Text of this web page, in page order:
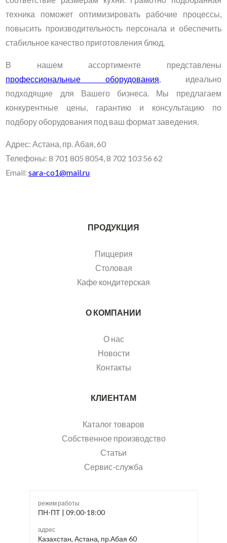
техника поможет оптимизировать рабочие процессы,
повысить производительность персонала и обеспечить
стабильное качество приготовления блюд.
В нашем ассортименте представлены
профессиональные оборудования, идеально
подходящие для Вашего бизнеса. Мы предлагаем
конкурентные цены, гарантию и консультацию по
подбору оборудования под ваш формат заведения.
Адрес: Астана, пр. Абая, 60
Телефоны: 8 701 805 8054, 8 702 103 56 62
Email:sara-co1@mail.ru
ПРОДУКЦИЯ
Пиццерия
Столовая
Кафе кондитерская
О КОМПАНИИ
О нас
Новости
Контакты
КЛИЕНТАМ
Каталог товаров
Собственное производство
Статьи
Сервис-служба
режим работы
ПН-ПТ | 09:00-18:00
адрес
Казахстан, Астана, пр.Абая 60